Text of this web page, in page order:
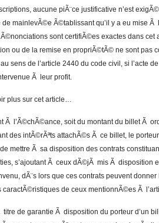
aucune piÃ¨ce justificative n’est
de mainlevÃ©e Ã©tablissant qu’il y a eu mise
sont certifiÃ©es exactes dans cet
ou de la remise en propriÃ©tÃ© ne sont pas
sens de l’article 2440 du code civil, si l’acte
Ã leur profit.
plus sur cet article…
Ã l’Ã©chÃ©ance, soit du montant du billet Ã
des intÃ©rÃªts attachÃ©s Ã ce billet, le
mettre Ã sa disposition des contrats
s’ajoutant Ã ceux dÃ©jÃ mis Ã disposition
dÃ¨s lors que ces contrats peuvent
de ceux mentionnÃ©es Ã
titre de garantie Ã disposition du porteur d’un